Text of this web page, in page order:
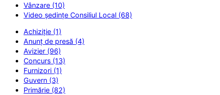
Vânzare (10)
Video ședințe Consiliul Local (68)
Achiziție (1)
Anunț de presă (4)
Avizier (96)
Concurs (13)
Furnizori (1)
Guvern (3)
Primărie (82)